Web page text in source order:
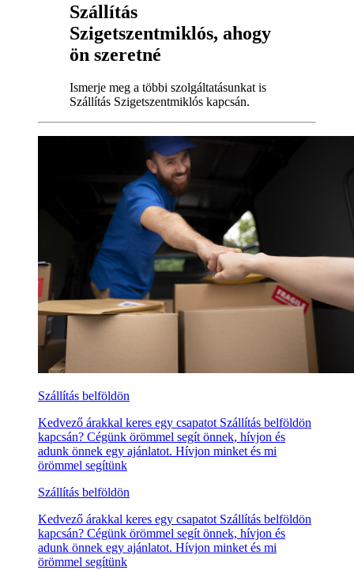
Szállítás
Szigetszentmiklós, ahogy
ön szeretné
Ismerje meg a többi szolgáltatásunkat is
Szállítás Szigetszentmiklós kapcsán.
Szállítás belföldön
Kedvező árakkal keres egy csapatot Szállítás belföldön
kapcsán? Cégünk örömmel segít önnek, hívjon és
adunk önnek egy ajánlatot. Hívjon minket és mi
örömmel segítünk
Szállítás belföldön
Kedvező árakkal keres egy csapatot Szállítás belföldön
kapcsán? Cégünk örömmel segít önnek, hívjon és
adunk önnek egy ajánlatot. Hívjon minket és mi
örömmel segítünk